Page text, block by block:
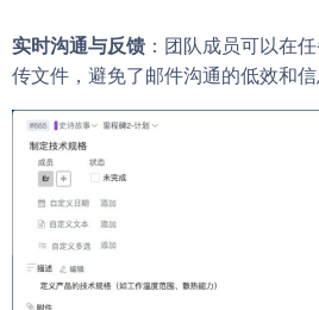
实时沟通与反馈 ：团队成员可以在
传文件，避免了邮件沟通的低效和信